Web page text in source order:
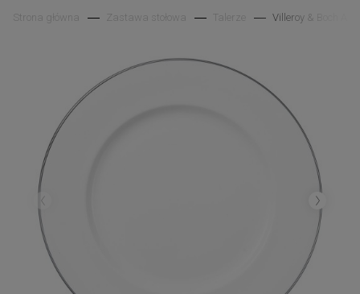
Strona główna Zastawa stołowa Talerze Villeroy & Boch